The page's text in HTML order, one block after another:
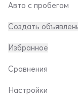
Авто с пробегом
Создать
Избранное
Сравнения
Настройки